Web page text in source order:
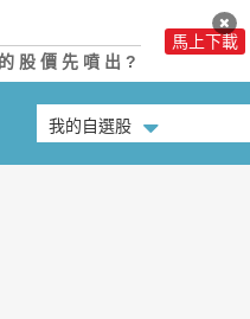
股價先噴出?
馬上下載
我的自選股